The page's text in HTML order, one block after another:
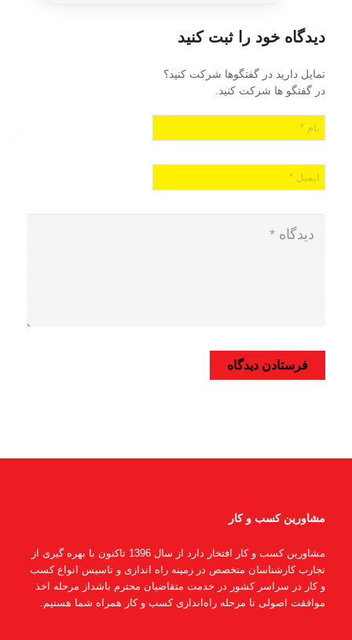
دیدگاه خود را ثبت کنید
تمایل دارید در گفتگوها شرکت کنید؟
در گفتگو ها شرکت کنید.
مشاورین کسب و کار
مشاورین کسب و کار افتخار دارد از سال 1396 تاکنون با بهره گیری از
تجارب کارشناسان متخصص در زمینه راه اندازی و تاسیس انواع کسب
و کار در سراسر کشور در خدمت متقاضیان محترم باشداز مرحله اخذ
موافقت اصولی تا مرحله راه‌اندازی کسب و کار همراه شما هستیم.